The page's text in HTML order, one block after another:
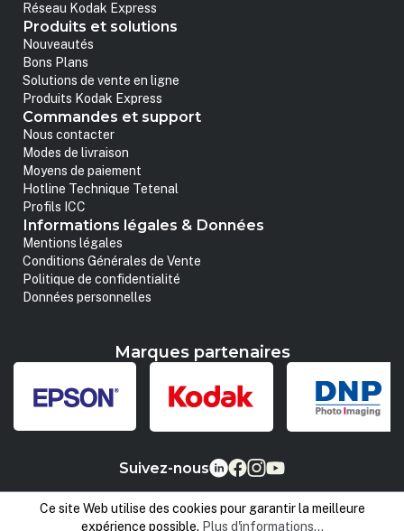
Réseau Kodak Express
Produits et solutions
Nouveautés
Bons Plans
Solutions de vente en ligne
Produits Kodak Express
Commandes et support
Nous contacter
Modes de livraison
Moyens de paiement
Hotline Technique Tetenal
Profils ICC
Informations légales & Données
Mentions légales
Conditions Générales de Vente
Politique de confidentialité
Données personnelles
Marques partenaires
Suivez-nous
Ce site Web utilise des cookies pour garantir la meilleure
expérience possible. Plus d'informations...